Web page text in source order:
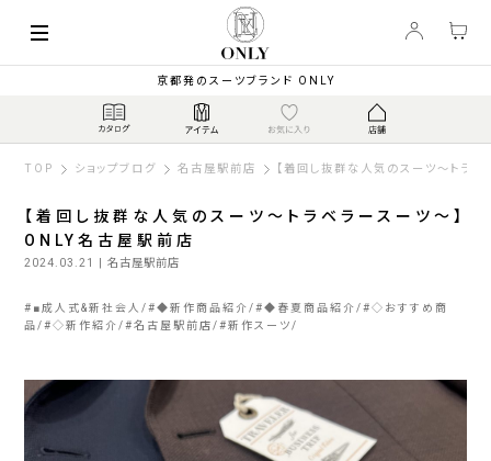
京都発のスーツブランド ONLY
TOP ショップブログ 名古屋駅前店 【着回し抜群な人気のスーツ～トラ
【着回し抜群な人気のスーツ～トラベラースーツ～】
ONLY名古屋駅前店
2024.03.21 | 名古屋駅前店
# ■成人式&新社会人 #◆新作商品紹介 #◆春夏商品紹介 #◇おすすめ商
品 #◇新作紹介 #名古屋駅前店 #新作スーツ